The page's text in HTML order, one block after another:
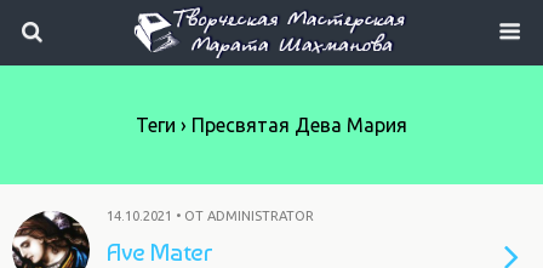
Теги › Пресвятая Дева Мария
14.10.2021 • ОТ ADMINISTRATOR
Ave Mater